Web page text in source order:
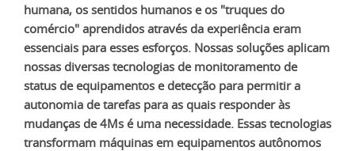
humana, os sentidos humanos e os "truques do
comércio" aprendidos através da experiência eram
essenciais para esses esforços. Nossas soluções aplicam
nossas diversas tecnologias de monitoramento de
status de equipamentos e detecção para permitir a
autonomia de tarefas para as quais responder às
mudanças de 4Ms é uma necessidade. Essas tecnologias
transformam máquinas em equipamentos autônomos